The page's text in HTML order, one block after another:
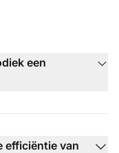
een
efficiëntie van